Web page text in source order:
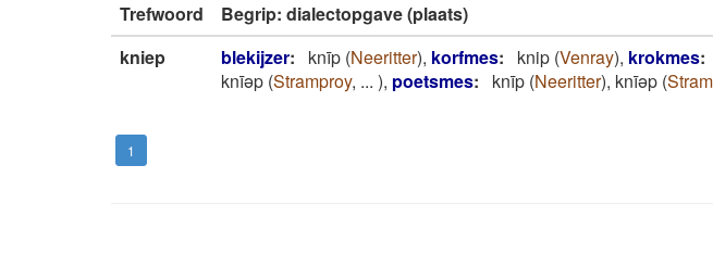
Trefwoord Begrip: dialectopgave (plaats)
kniep
blekijzer: knīp (Neeritter), korfmes: knip (Venray), krokmes:
knīǝp (Stramproy, ... ), poetsmes: knīp (Neeritter), knīǝp (
1